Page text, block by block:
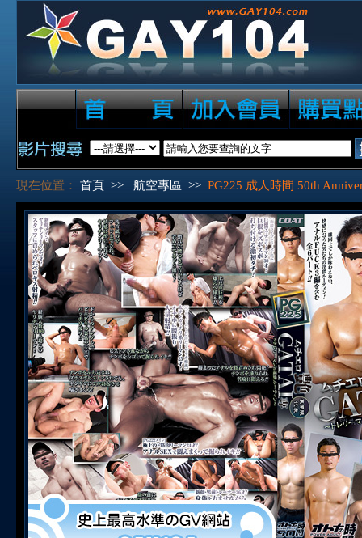
現在位置： 首頁 >> 航空專區 >> PG225 成人時間 50th